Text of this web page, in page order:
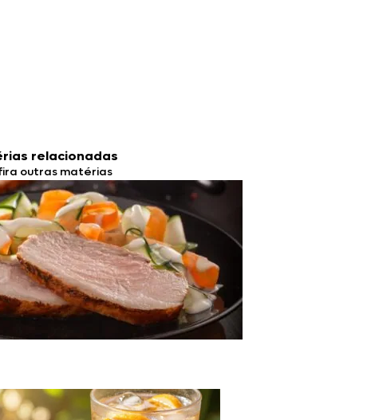
relacionadas
outras matérias